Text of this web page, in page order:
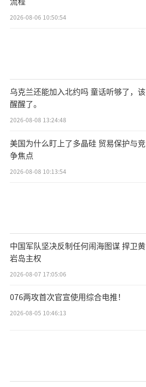
2026-08-06 10:50:54
乌克兰还能加入北约吗 童话听够了，该
醒醒了。
2026-08-08 13:24:48
美国为什么盯上了多晶硅 贸易保护与竞
争焦点
2026-08-08 10:13:54
中国军队坚决反制任何闹海图谋 捍卫黄
岩岛主权
2026-08-07 17:05:06
076两攻首次官宣使用综合电推！
2026-08-05 10:46:13